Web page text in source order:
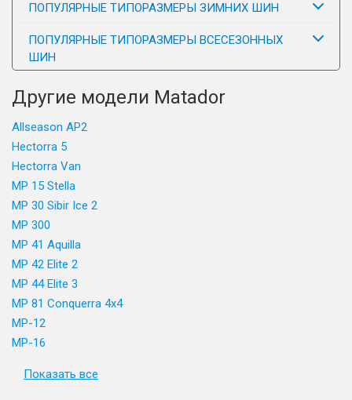
ПОПУЛЯРНЫЕ ТИПОРАЗМЕРЫ ЗИМНИХ ШИН
ПОПУЛЯРНЫЕ ТИПОРАЗМЕРЫ ВСЕСЕЗОННЫХ
ШИН
Другие модели Matador
Allseason AP2
Hectorra 5
Hectorra Van
MP 15 Stella
MP 30 Sibir Ice 2
MP 300
MP 41 Aquilla
MP 42 Elite 2
MP 44 Elite 3
MP 81 Conquerra 4x4
MP-12
MP-16
Показать все